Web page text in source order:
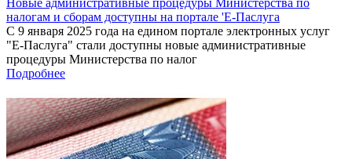
Новые административные процедуры Министерства по
налогам и сборам доступны на портале 'Е-Паслуга
С 9 января 2025 года на едином портале электронных услуг
"Е-Паслуга" стали доступны новые административные
процедуры Министерства по налог
Подробнее